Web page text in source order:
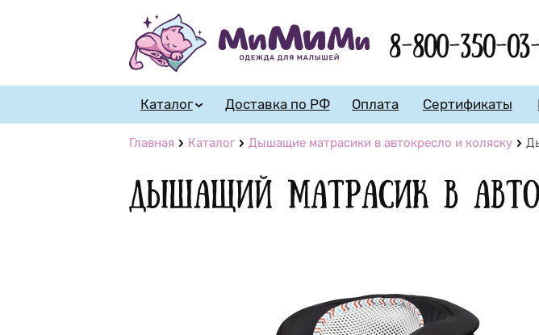
8-800-350-
Каталог Доставка по РФ Оплата Сертификаты
Главная Каталог Дышащие матрасики в автокресло и коляску
Дышащий матрасик в